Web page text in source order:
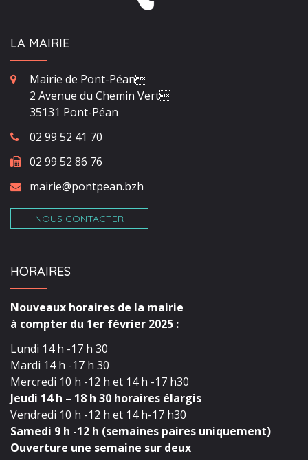
LA MAIRIE
Mairie de Pont-Péan
2 Avenue du Chemin Vert
35131 Pont-Péan
02 99 52 41 70
02 99 52 86 76
mairie@pontpean.bzh
NOUS CONTACTER
HORAIRES
Nouveaux horaires de la mairie
à compter du 1er février 2025 :
Lundi 14 h -17 h 30
Mardi 14 h -17 h 30
Mercredi 10 h -12 h et 14 h -17 h30
Jeudi 14 h – 18 h 30 horaires élargis
Vendredi 10 h -12 h et 14 h-17 h30
Samedi 9 h -12 h (semaines paires uniquement)
Ouverture une semaine sur deux